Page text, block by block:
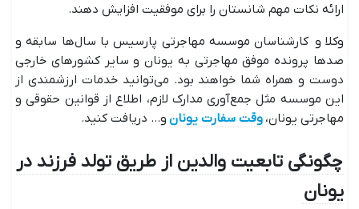
ارائه نکات مهم شانستان را برای موفقیت افزایش دهند.
وکلا و کارشناسان موسسه مهاجرتی پارسیس با سال‌ها سابقه و
صدها پرونده موفق مهاجرتی به یونان و سایر کشورهای خارجی
دوست و همراه شما خواهند بود. می‌توانید خدمات ارزشمندی از
این موسسه مثل جمع‌آوری مدارک لازم، اطلاع از قوانین حقوقی و
مهاجرتی یونان، وقت سفارت یونان و... دریافت کنید.
چگونگی تابعیت والدین از طریق تولد فرزند در
یونان